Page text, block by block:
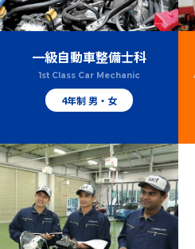
一級自動車整備士科
1st Class Car Mechanic
4年制 男・女